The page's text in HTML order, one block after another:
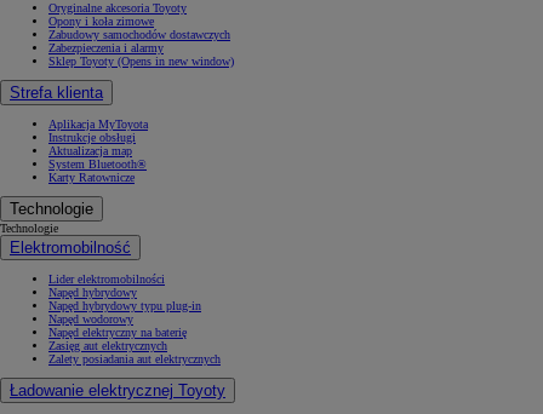
Oryginalne akcesoria Toyoty
Opony i koła zimowe
Zabudowy samochodów dostawczych
Zabezpieczenia i alarmy
Sklep Toyoty (Opens in new window)
Strefa klienta
Aplikacja MyToyota
Instrukcje obsługi
Aktualizacja map
System Bluetooth®
Karty Ratownicze
Technologie
Technologie
Elektromobilność
Lider elektromobilności
Napęd hybrydowy
Napęd hybrydowy typu plug-in
Napęd wodorowy
Napęd elektryczny na baterię
Zasięg aut elektrycznych
Zalety posiadania aut elektrycznych
Ładowanie elektrycznej Toyoty